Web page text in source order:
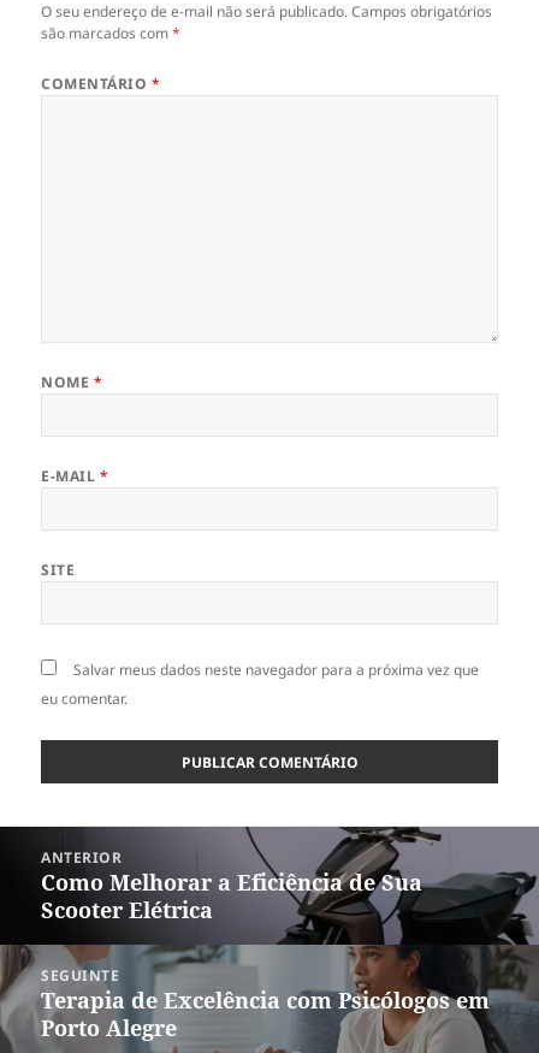
O seu endereço de e-mail não será publicado. Campos obrigatórios
são marcados com*
COMENTÁRIO *
NOME *
E-MAIL *
SITE
Salvar meus dados neste navegador para a próxima vez que
eu comentar.
ANTERIOR
Post
anterior:
Como Melhorar a Eficiência de Sua
Scooter Elétrica
SEGUINTE
Próximo
post:
Terapia de Excelência com Psicólogos em
Porto Alegre